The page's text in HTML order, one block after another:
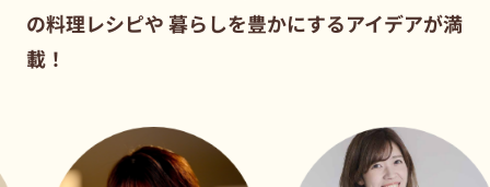
の料理レシピや暮らしを豊かにするアイデアが満
載！